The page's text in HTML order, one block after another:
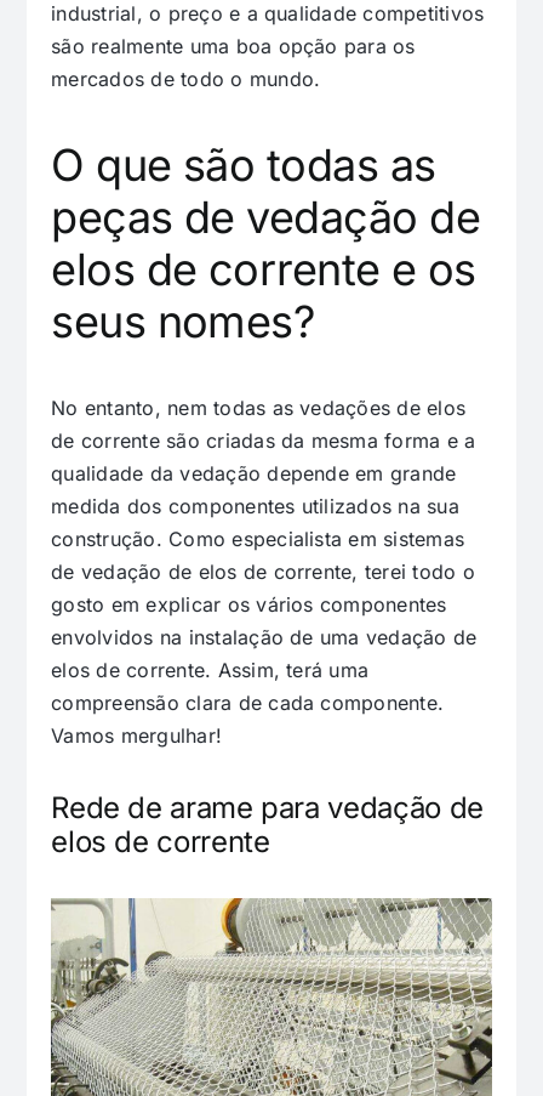
industrial, o preço e a qualidade competitivos
são realmente uma boa opção para os
mercados de todo o mundo.
O que são todas as
peças de vedação de
elos de corrente e os
seus nomes?
No entanto, nem todas as vedações de elos
de corrente são criadas da mesma forma e a
qualidade da vedação depende em grande
medida dos componentes utilizados na sua
construção. Como especialista em sistemas
de vedação de elos de corrente, terei todo o
gosto em explicar os vários componentes
envolvidos na instalação de uma vedação de
elos de corrente. Assim, terá uma
compreensão clara de cada componente.
Vamos mergulhar!
Rede de arame para vedação de
elos de corrente